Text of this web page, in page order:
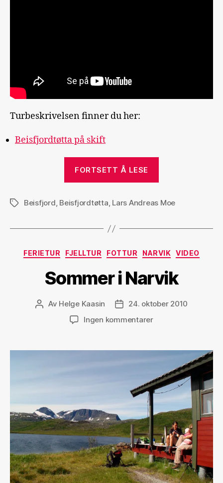
Turbeskrivelsen finner du her:
Beisfjordtøtta på skift
FORTSETT Å LESE
høydemeter
Narvik»
StikkordBeisfjord, Beisfjordtøtta, Lars Andreas Moe
Kategorier
FERIETUR FJELLTUR FOTTUR NARVIK VIDEO
Sommer i Narvik
Innleggsforfatter
Av Helge Kaasin Publiseringsdato
24. oktober 2010
Ingen kommentarertil
Narvik